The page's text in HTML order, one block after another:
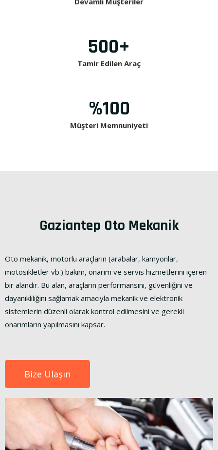
500+
Tamir Edilen Araç
%100
Müşteri Memnuniyeti
Gaziantep Oto Mekanik
Oto mekanik, motorlu araçların (arabalar, kamyonlar,
motosikletler vb.) bakım, onarım ve servis hizmetlerini içeren
bir alandır. Bu alan, araçların performansını, güvenliğini ve
dayanıklılığını sağlamak amacıyla mekanik ve elektronik
sistemlerin düzenli olarak kontrol edilmesini ve gerekli
onarımların yapılmasını kapsar.
Bize Ulaşın